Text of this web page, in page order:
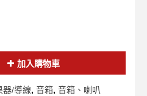
加入購物車
器/導線, 音箱, 音箱、喇叭